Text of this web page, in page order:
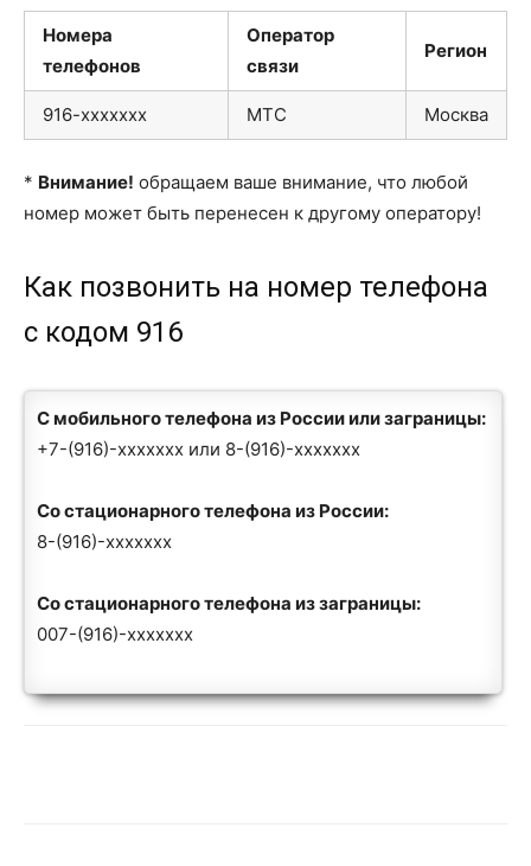
Номера
телефонов
Оператор
связи
Регион
916-xxxxxxx МТС Москва
* Внимание! обращаем ваше внимание, что любой
номер может быть перенесен к другому оператору!
Как позвонить на номер телефона
с кодом 916
С мобильного телефона из России или заграницы:
+7-(916)-xxxxxxx или 8-(916)-xxxxxxx
Со стационарного телефона из России:
8-(916)-xxxxxxx
Со стационарного телефона из заграницы:
007-(916)-xxxxxxx